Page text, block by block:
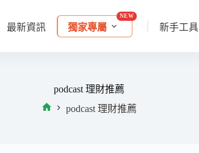
最新資訊 獨家專屬 新手工具
podcast 理財推薦
podcast 理財推薦